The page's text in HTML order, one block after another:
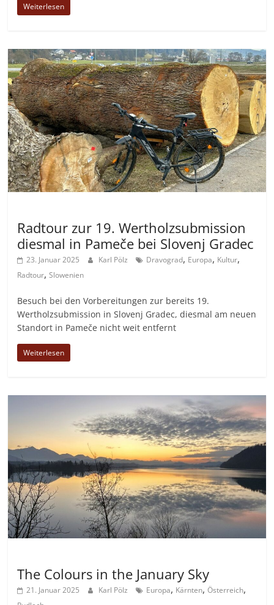
Weiterlesen
Radtour zur 19. Wertholzsubmission
diesmal in Pameče bei Slovenj Gradec
23. Januar 2025 Karl Pölz Dravograd, Europa, Kultur,
Radtour,Slowenien
Besuch bei den Vorbereitungen zur bereits 19.
Wertholzsubmission in Slovenj Gradec, diesmal am neuen
Standort in Pameče nicht weit entfernt
Weiterlesen
The Colours in the January Sky
21. Januar 2025 Karl Pölz Europa, Kärnten,Österreich,